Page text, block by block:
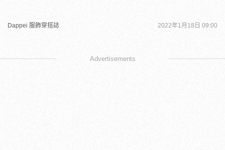
Dappei 服飾穿搭誌 2022年1月18日 09:00
Advertisements